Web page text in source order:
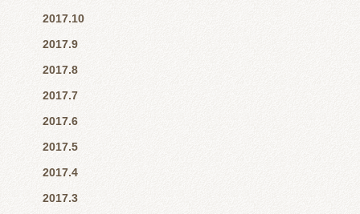
2017.10
2017.9
2017.8
2017.7
2017.6
2017.5
2017.4
2017.3